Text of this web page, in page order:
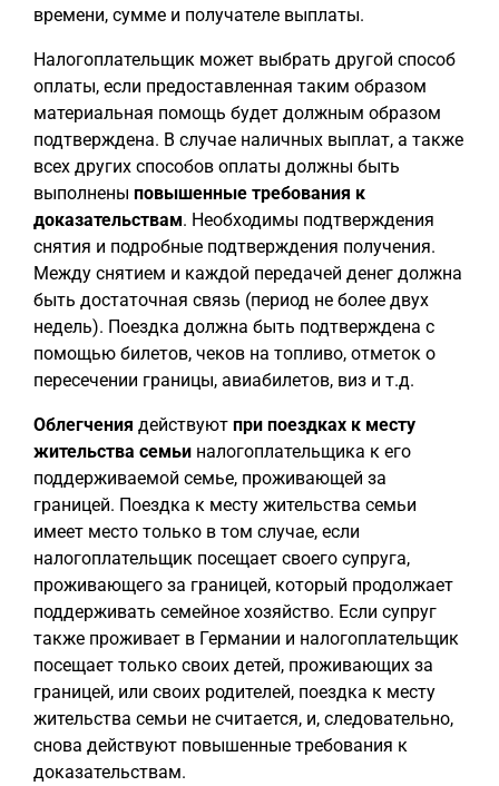
времени, сумме и получателе выплаты.
Налогоплательщик может выбрать другой способ
оплаты, если предоставленная таким образом
материальная помощь будет должным образом
подтверждена. В случае наличных выплат, а также
всех других способов оплаты должны быть
выполнены повышенные требования к
доказательствам. Необходимы подтверждения
снятия и подробные подтверждения получения.
Между снятием и каждой передачей денег должна
быть достаточная связь (период не более двух
недель). Поездка должна быть подтверждена с
помощью билетов, чеков на топливо, отметок о
пересечении границы, авиабилетов, виз и т.д.
Облегчения действуют при поездках к месту
жительства семьи налогоплательщика к его
поддерживаемой семье, проживающей за
границей. Поездка к месту жительства семьи
имеет место только в том случае, если
налогоплательщик посещает своего супруга,
проживающего за границей, который продолжает
поддерживать семейное хозяйство. Если супруг
также проживает в Германии и налогоплательщик
посещает только своих детей, проживающих за
границей, или своих родителей, поездка к месту
жительства семьи не считается, и, следовательно,
снова действуют повышенные требования к
доказательствам.